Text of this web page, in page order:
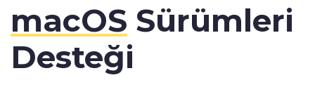
macOS Sürümleri
Desteği